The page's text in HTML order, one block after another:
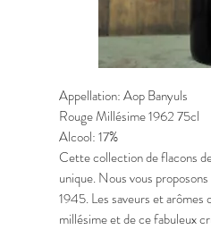
Appellation: Aop Banyuls
Rouge Millésime 1962 75cl
Alcool: 17%
Cette collection de flacons
unique. Nous vous
1945. Les saveurs et
millésime et de ce fabuleux